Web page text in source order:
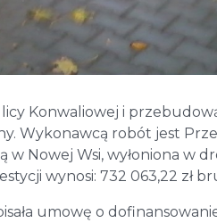
Konwaliowej i
Wykonawcą robót jest
w Nowej Wsi, wyłoniona w
wynosi: 732 063,22 zł
umowę o